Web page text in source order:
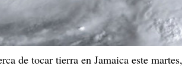
de tocar tierra en Jamaica este martes,